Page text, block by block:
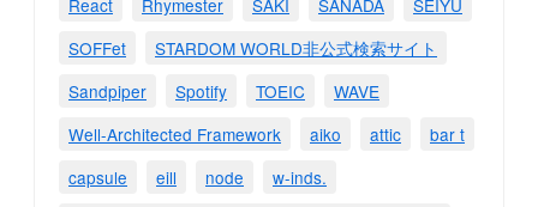
React Rhymester SAKI SANADA
SEIYU
SOFFet
STARDOM WORLD非公式検索サイト
Sandpiper
Spotify TOEIC
WAVE
Well-Architected Framework
aiko attic
bar t
capsule
eill node
w-inds.